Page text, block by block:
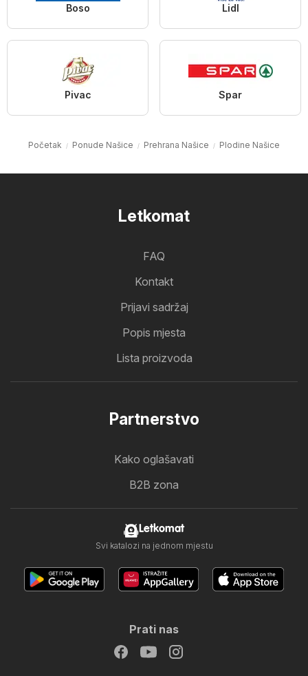
Boso Lidl
Pivac Spar
Početak Ponude Našice Prehrana Našice Plodine Našice
Letkomat
FAQ
Kontakt
Prijavi sadržaj
Popis mjesta
Lista proizvoda
Partnerstvo
Kako oglašavati
B2B zona
Letkomat
Svi katalozi na jednom mjestu
Prati nas